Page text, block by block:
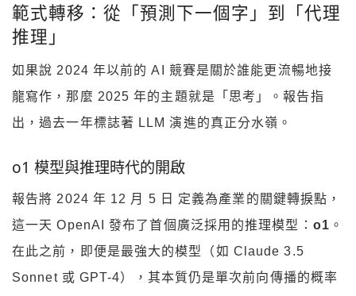
範式轉移：從「預測下一個字」到「代理
推理」
如果說 2024 年以前的 AI 競賽是關於誰能更流暢地接
龍寫作，那麼 2025 年的主題就是「思考」。報告指
出，過去一年標誌著 LLM 演進的真正分水嶺。
o1 模型與推理時代的開啟
報告將 2024 年 12 月 5 日 定義為產業的關鍵轉捩點，
這一天 OpenAI 發布了首個廣泛採用的推理模型： o1 。
在此之前，即便是最強大的模型（如 Claude 3.5
Sonnet 或 GPT-4），其本質仍是單次前向傳播的概率